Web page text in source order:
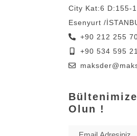
City Kat:6 D:155-
Esenyurt /
+90 212 255
+90 534 595
Olun !